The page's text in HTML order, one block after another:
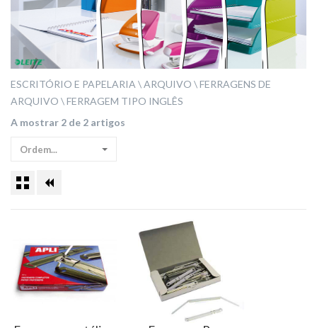
ESCRITÓRIO E PAPELARIA ARQUIVO
FERRAGENS DE
ARQUIVO
FERRAGEM TIPO INGLÊS
A mostrar 2 de 2 artigos
Ordem...